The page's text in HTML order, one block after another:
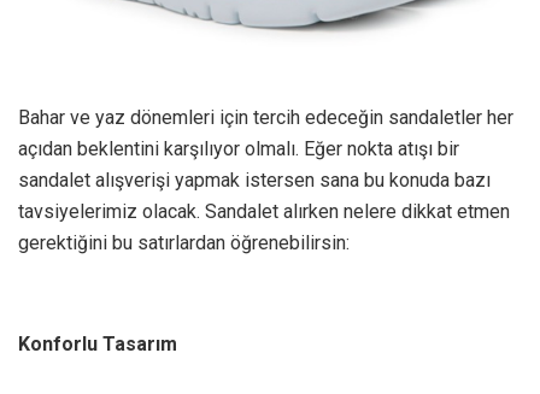
Bahar ve yaz dönemleri için tercih edeceğin sandaletler her
açıdan beklentini karşılıyor olmalı. Eğer nokta atışı bir
sandalet alışverişi yapmak istersen sana bu konuda bazı
tavsiyelerimiz olacak. Sandalet alırken nelere dikkat etmen
gerektiğini bu satırlardan öğrenebilirsin:
Konforlu Tasarım